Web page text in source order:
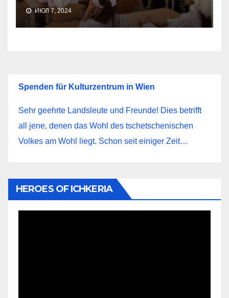
ИЮЛ 7, 2024
Spenden für Kulturzentrum in Wien
Sehr geehrte Landsleute und Freunde! Dies betrifft
all jene, denen das Wohl des tschetschenischen
Volkes am Wohl liegt. Schon seit einiger Zeit…
HEROES OF ICHKERIA